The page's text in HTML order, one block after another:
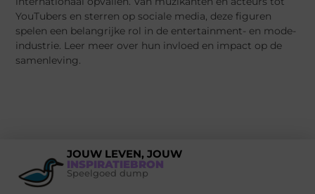
YouTubers en sterren op sociale media, deze figuren
spelen een belangrijke rol in de entertainment- en mode-
industrie. Leer meer over hun invloed en impact op de
samenleving.
JOUW LEVEN, JOUW
INSPIRATIEBRON
Speelgoed dump